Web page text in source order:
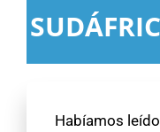
Habíamos